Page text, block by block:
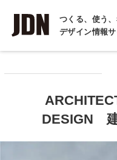
つくる、使う
デザイン情報サ
INTERVIEW
インタビュー
COLUMN
DESIGN